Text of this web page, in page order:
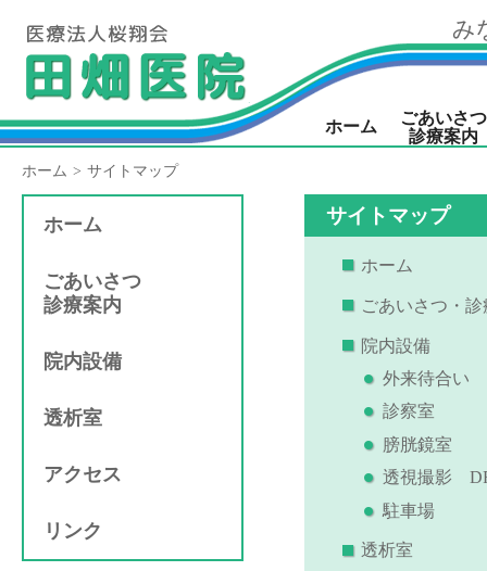
み
ホーム
ごあいさつ
診療案内
ホーム サイトマップ
ホーム
ごあいさつ
診療案内
院内設備
透析室
アクセス
リンク
サイトマップ
ホーム
ごあいさつ・
院内設備
外来待合い
診察室
膀胱鏡室
透視撮影
駐車場
透析室